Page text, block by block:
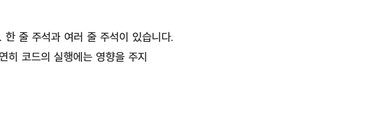
줄 주석과 여러 줄 주석이 있습니다.
히 코드의 실행에는 영향을 주지